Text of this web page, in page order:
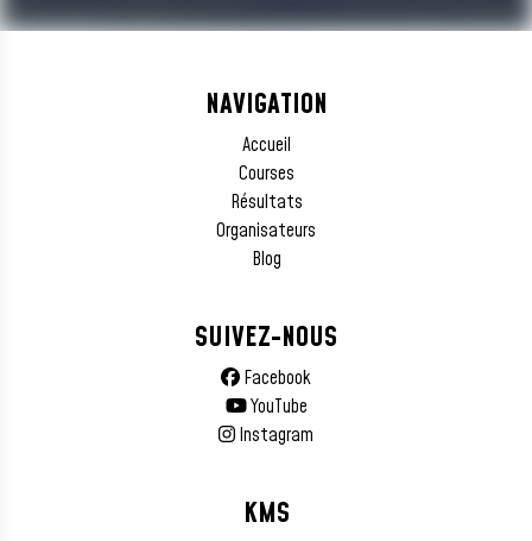
NAVIGATION
Accueil
Courses
Résultats
Organisateurs
Blog
SUIVEZ-NOUS
Facebook
YouTube
Instagram
KMS